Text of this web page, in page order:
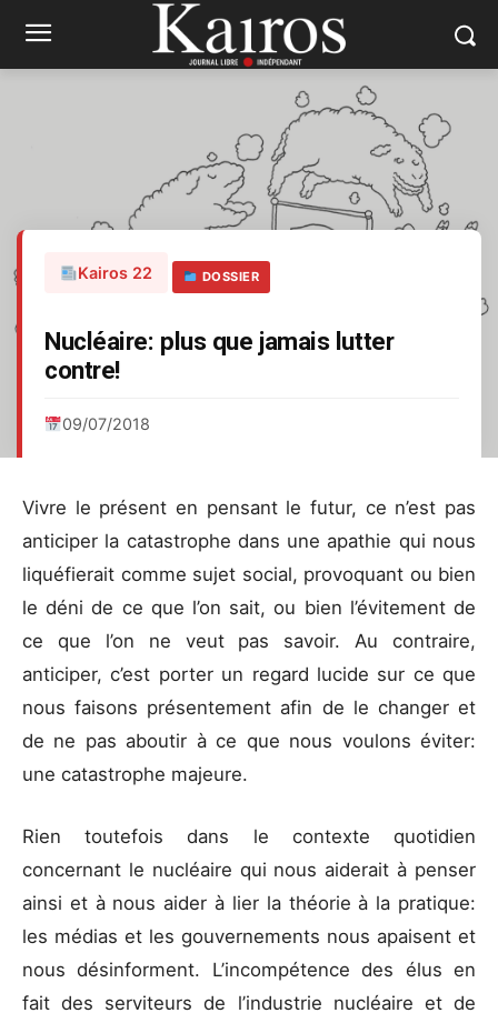
Kairos 22 DOSSIER
Nucléaire: plus que jamais lutter
contre!
09/07/2018
Vivre le présent en pensant le futur, ce n’est pas
anticiper la catastrophe dans une apathie qui nous
liquéfierait comme sujet social, provoquant ou bien
le déni de ce que l’on sait, ou bien l’évitement de
ce que l’on ne veut pas savoir. Au contraire,
anticiper, c’est porter un regard lucide sur ce que
nous faisons présentement afin de le changer et
de ne pas aboutir à ce que nous voulons éviter:
une catastrophe majeure.
Rien toutefois dans le contexte quotidien
concernant le nucléaire qui nous aiderait à penser
ainsi et à nous aider à lier la théorie à la pratique:
les médias et les gouvernements nous apaisent et
nous désinforment. L’incompétence des élus en
fait des serviteurs de l’industrie nucléaire et de